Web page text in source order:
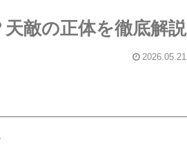
敵の正体を徹底解説
2026.05.21